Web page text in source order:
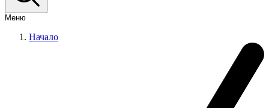
Меню
Начало